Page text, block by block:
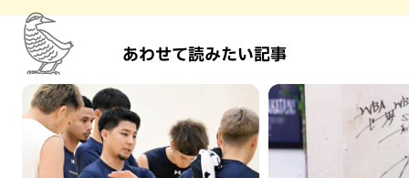
あわせて読みたい記事